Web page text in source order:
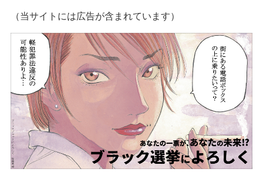
（当サイトには広告が含まれています）